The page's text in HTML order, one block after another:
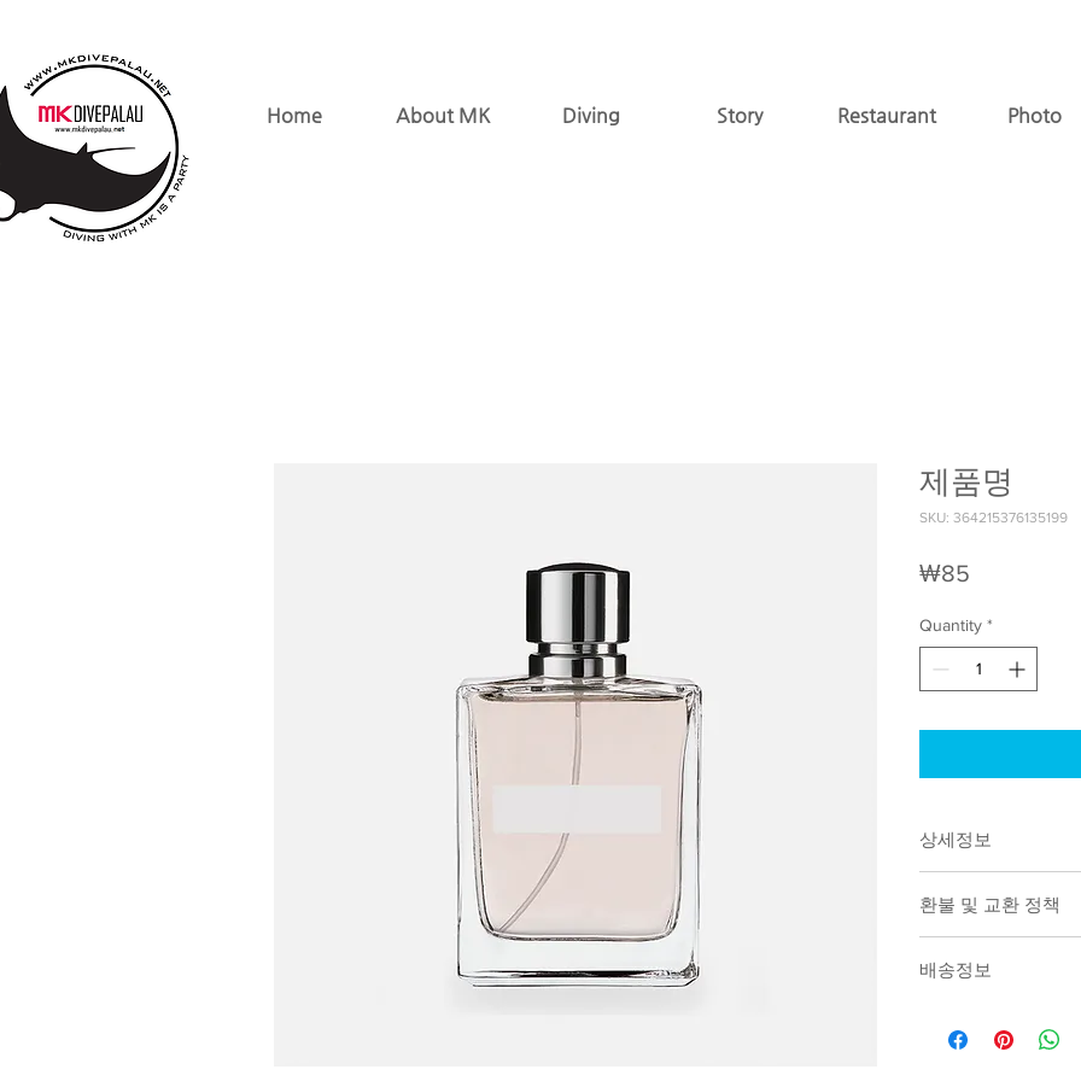
Home About MK Diving Story Restaurant Photo
제품명
SKU: 364215376135199
₩85
Quantity *
상세정보
질, 관리방법 등 친
한 확신을 심어줍
들에게 어필할 것
환불 및 교환 정책
추가 제품 정보를
배송정보
고 깔끔한 설명은